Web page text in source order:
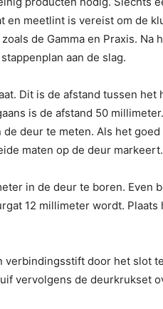
en meetlint is vereist om de
de Gamma en Praxis. Na
aan de slag.
Dit is de afstand tussen het
is de afstand 50
deur te meten. Als het
maten op de deur markeert.
in de deur te boren. Even
12 millimeter wordt. Plaats
verbindingsstift door het slot
vervolgens de deurkrukset